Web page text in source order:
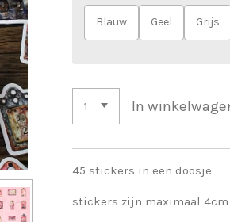
Blauw Geel Grijs
In
45 stickers in een doosje
stickers zijn maximaal 4cm